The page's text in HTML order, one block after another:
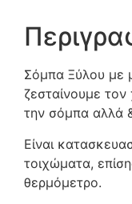
Σόμπα Ξύλου με
ζεσταίνουμε
την σόμπα αλλά
Είναι
τοιχώματα,
θερμόμετρο.